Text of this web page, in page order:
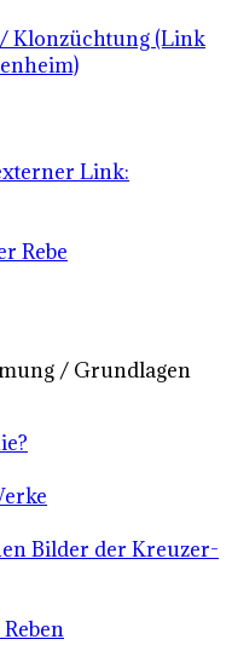
Klonzüchtung (Link
Link:
Rebe
/ Grundlagen
Bilder der Kreuzer-